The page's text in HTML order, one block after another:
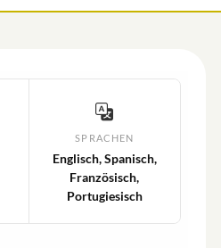
SPRACHEN
Englisch, Spanisch,
Französisch,
Portugiesisch